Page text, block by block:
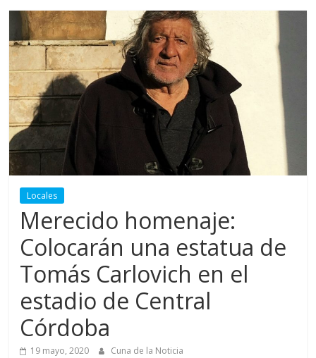
Locales
Merecido homenaje:
Colocarán una estatua de
Tomás Carlovich en el
estadio de Central
Córdoba
19 mayo, 2020 Cuna de la Noticia